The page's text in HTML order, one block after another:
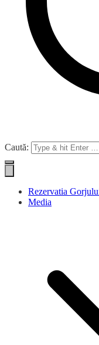
Caută:
Rezervatia
Media